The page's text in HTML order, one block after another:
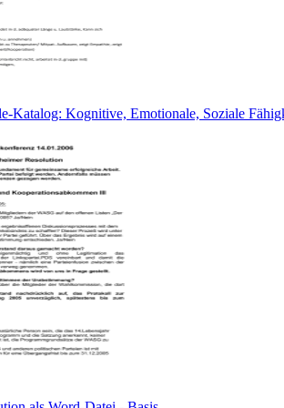
Katalog: Kognitive, Emotionale, Soziale